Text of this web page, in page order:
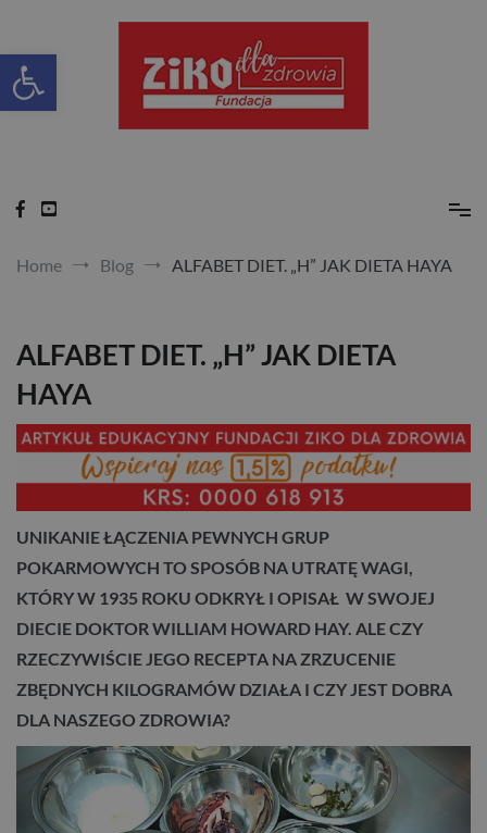
content
Home Blog ALFABET DIET. „H” JAK DIETA HAYA
ALFABET DIET. „H” JAK DIETA
HAYA
UNIKANIE ŁĄCZENIA PEWNYCH GRUP
POKARMOWYCH TO SPOSÓB NA UTRATĘ WAGI,
KTÓRY W 1935 ROKU ODKRYŁ I OPISAŁ W SWOJEJ
DIECIE DOKTOR WILLIAM HOWARD HAY. ALE CZY
RZECZYWIŚCIE JEGO RECEPTA NA ZRZUCENIE
ZBĘDNYCH KILOGRAMÓW DZIAŁA I CZY JEST DOBRA
DLA NASZEGO ZDROWIA?
Otwórz pasek narzędzi